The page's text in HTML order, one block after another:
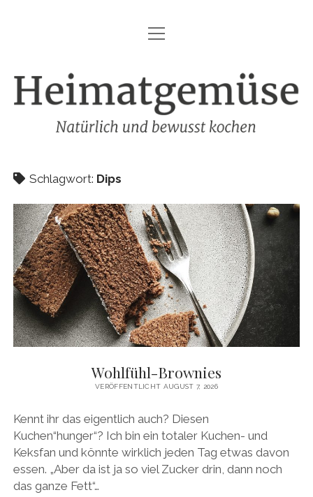
HEIMATGEMÜSE
DAS KOCHBUCH
FOODFOTOGRAFIE
REZEPTE
IMPRESSUM
DATENSCHUTZ
facebook
pinterestinstagram
amazon
E-
Mail
Menü
öffnen
Heimatgemüse
Schlagwort: Dips
Wohlfühl-Brownies
VERÖFFENTLICHT AUGUST 7, 2026
Kennt ihr das eigentlich auch? Diesen
Kuchen“hunger“? Ich bin ein totaler Kuchen- und
Keksfan und könnte wirklich jeden Tag etwas davon
essen. „Aber da ist ja so viel Zucker drin, dann noch
das ganze Fett“…